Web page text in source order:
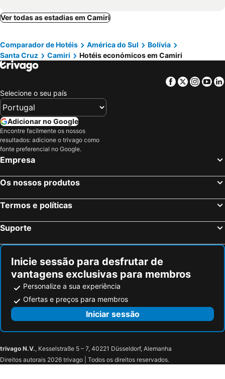
Ver todas as estadias em Camiri
Comparador de Hotéis América do Sul
Bolívia
Santa Cruz
Camiri Hotéis económicos em Camiri
Facebook
Twitter
Selecione o seu país
Adicionar no Google
Encontre facilmente os nossos
resultados: adicione o trivago como
fonte preferencial no Google.
Empresa
Os nossos produtos
Termos e políticas
Suporte
Inicie sessão para desfrutar de
vantagens exclusivas para membros
Personalize a sua experiência
Ofertas e preços para membros
Iniciar sessão
trivago N.V., Kesselstraße 5 – 7, 40221 Düsseldorf, Alemanha
Direitos autorais 2026 trivago | Todos os direitos reservados.